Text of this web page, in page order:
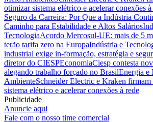
otimizar sistema elétrico e acelerar conexões à
Seguro da Carreira: Por Que a Indústria
Caminho para Estabilidade e Altos Salários
TecnologiaAcordo Mercosul-UE: mais de 5
terão tarifa zero na EuropaIndústria e
industrial exige in-formação, estratégia e
diretor do CIESPEconomiaCiesp contesta
alegando trabalho forçado no BrasilEnergia e
AmbienteSchneider Electric e Kraken
sistema elétrico e acelerar conexões à rede
Publicidade
Anuncie aqui
Fale com o nosso time comercial